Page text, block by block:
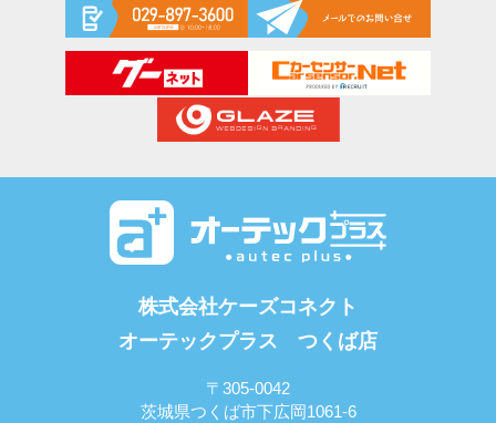
株式会社ケーズコネクト
オーテックプラス つくば店
〒305-0042
茨城県つくば市下広岡1061-6